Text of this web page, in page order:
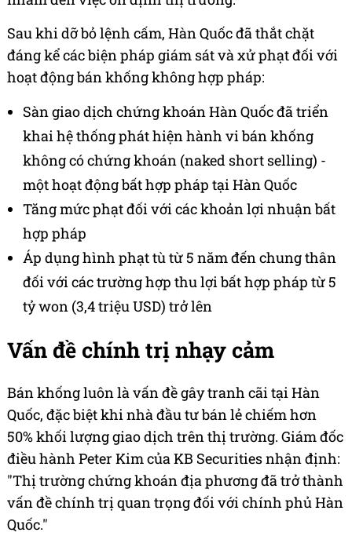
Sau khi dỡ bỏ lệnh cấm, Hàn Quốc đã thắt chặt
đáng kể các biện pháp giám sát và xử phạt đối với
hoạt động bán khống không hợp pháp:
Sàn giao dịch chứng khoán Hàn Quốc đã triển
khai hệ thống phát hiện hành vi bán khống
không có chứng khoán (naked short selling) -
một hoạt động bất hợp pháp tại Hàn Quốc
Tăng mức phạt đối với các khoản lợi nhuận bất
hợp pháp
Áp dụng hình phạt tù từ 5 năm đến chung thân
đối với các trường hợp thu lợi bất hợp pháp từ 5
tỷ won (3,4 triệu USD) trở lên
Vấn đề chính trị nhạy cảm
Bán khống luôn là vấn đề gây tranh cãi tại Hàn
Quốc, đặc biệt khi nhà đầu tư bán lẻ chiếm hơn
50% khối lượng giao dịch trên thị trường. Giám đốc
điều hành Peter Kim của KB Securities nhận định:
"Thị trường chứng khoán địa phương đã trở thành
vấn đề chính trị quan trọng đối với chính phủ Hàn
Quốc."